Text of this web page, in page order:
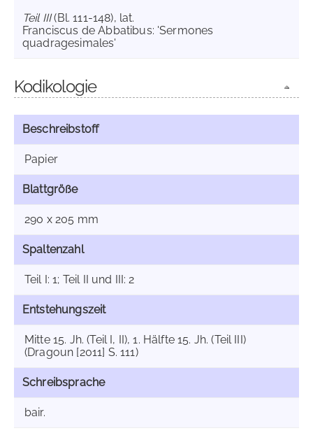
Teil III(Bl. 111-148), lat.
Franciscus de Abbatibus: 'Sermones
quadragesimales'
Kodikologie
Beschreibstoff
Papier
Blattgröße
290 x 205 mm
Spaltenzahl
Teil I: 1; Teil II und III: 2
Entstehungszeit
Mitte 15. Jh. (Teil I, II), 1. Hälfte 15. Jh. (Teil III)
(Dragoun [2011] S. 111)
Schreibsprache
bair.